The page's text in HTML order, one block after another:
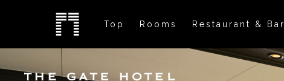
Top Rooms Restaurant & Bar